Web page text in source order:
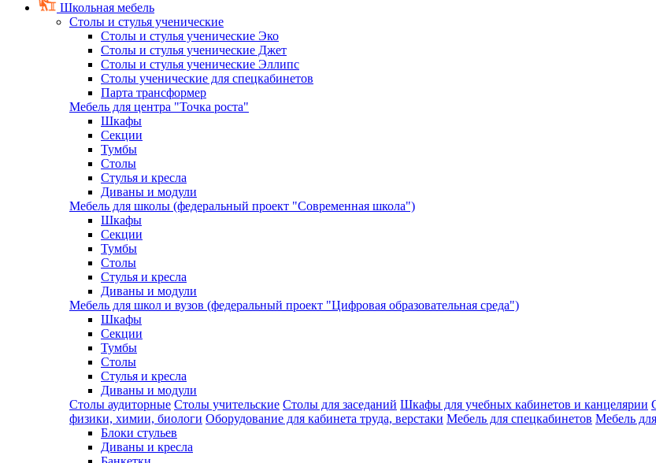
Школьная мебель
Столы и стулья ученические
Столы и стулья ученические Эко
Столы и стулья ученические Джет
Столы и стулья ученические Эллипс
Столы ученические для спецкабинетов
Парта трансформер
Мебель для центра "Точка роста"
Шкафы
Секции
Тумбы
Столы
Стулья и кресла
Диваны и модули
Мебель для школы (федеральный проект "Современная школа")
Шкафы
Секции
Тумбы
Столы
Стулья и кресла
Диваны и модули
Мебель для школ и вузов (федеральный проект "Цифровая образовательная среда")
Шкафы
Секции
Тумбы
Столы
Стулья и кресла
Диваны и модули
Столы аудиторные Столы учительские Столы для заседаний Шкафы для учебных кабинетов и канцелярии
физики, химии, биологи Оборудование для кабинета труда, верстаки Мебель для спецкабинетов Мебель
Блоки стульев
Диваны и кресла